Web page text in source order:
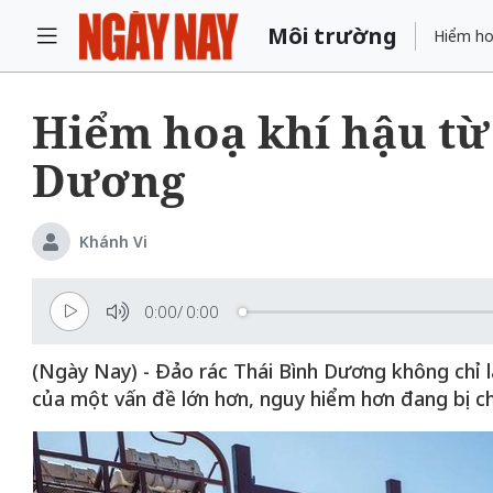
Môi trường Hiểm
Hiểm hoạ khí hậu
Dương
Khánh Vi
0:00/ 0:00
(Ngày Nay) - Đảo rác Thái Bình Dương không
của một vấn đề lớn hơn, nguy hiểm hơn đang bị